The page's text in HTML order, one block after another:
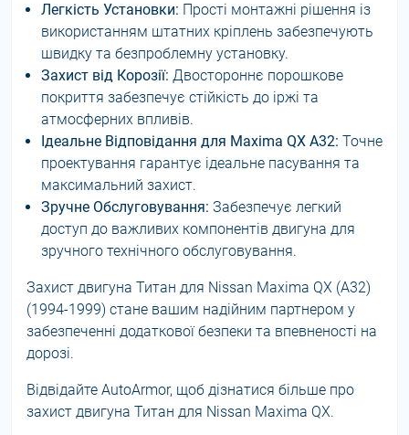
Легкість Установки: Прості монтажні рішення із
використанням штатних кріплень забезпечують
швидку та безпроблемну установку.
Захист від Корозії: Двостороннє порошкове
покриття забезпечує стійкість до іржі та
атмосферних впливів.
Ідеальне Відповідання для Maxima QX A32: Точне
проектування гарантує ідеальне пасування та
максимальний захист.
Зручне Обслуговування: Забезпечує легкий
доступ до важливих компонентів двигуна для
зручного технічного обслуговування.
Захист двигуна Титан для Nissan Maxima QX (A32)
(1994-1999) стане вашим надійним партнером у
забезпеченні додаткової безпеки та впевненості на
дорозі.
Відвідайте AutoArmor, щоб дізнатися більше про
захист двигуна Титан для Nissan Maxima QX.